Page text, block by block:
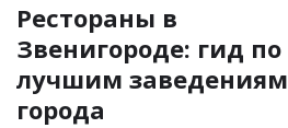
Рестораны в
Звенигороде: гид по
лучшим заведениям
города